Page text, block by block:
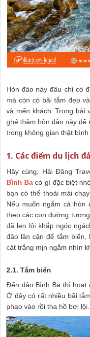
Hòn đảo này đâu chỉ có
mà còn có bãi tắm đẹp
và mến khách. Trong bài
ghé thăm hòn đảo này
trong không gian thật
1. Các điểm du lịch
Hãy cùng, Hải Đăng
Bình Ba có gì đặc biệt
bạn có thể thoải mái
Nếu muốn ngắm cả
theo các con đường
đã len lỏi khắp ngóc
đảo lân cận để tắm biển,
cát trắng mịn ngắm nhìn
2.1. Tắm biển
Đến đảo Bình Ba thì hoạt
Ở đây có rất nhiều bãi
phao vào rồi tha hồ bơi lội.